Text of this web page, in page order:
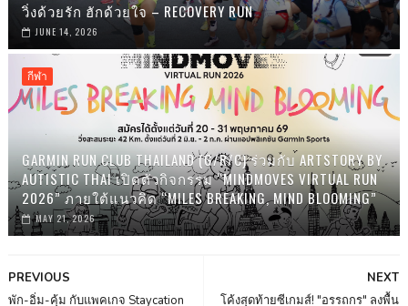
วิ่งด้วยรัก ฮักด้วยใจ – RECOVERY RUN
JUNE 14, 2026
กีฬา
GARMIN RUN CLUB THAILAND (G/R/C) ร่วมกับ ARTSTORY BY
AUTISTIC THAI เปิดตัวกิจกรรม “MINDMOVES VIRTUAL RUN
2026” ภายใต้แนวคิด “MILES BREAKING, MIND BLOOMING”
MAY 21, 2026
NEXT
โค้งสุดท้ายซีเกมส์! "อรรถกร" ลงพื้น
PREVIOUS
พัก-อิ่ม-คุ้ม กับแพคเกจ Staycation